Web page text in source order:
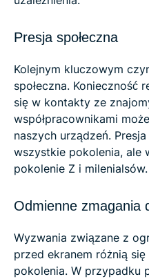
Presja społeczna
Kolejnym kluczowym
społeczna. Konieczność
się w kontakty ze
współpracownikami
naszych urządzeń.
wszystkie pokolenia, ale
pokolenie Z i milenialsów.
Odmienne zmagania
Wyzwania związane z
przed ekranem różnią
pokolenia. W przypadku